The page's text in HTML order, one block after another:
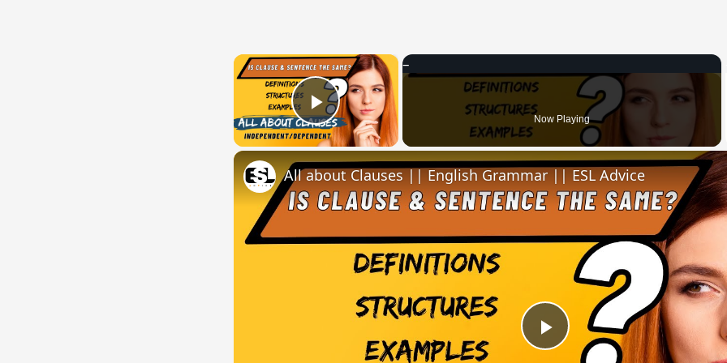
×
Play Video Now Playing
Play
All about Clauses || English Grammar || ESL Advice